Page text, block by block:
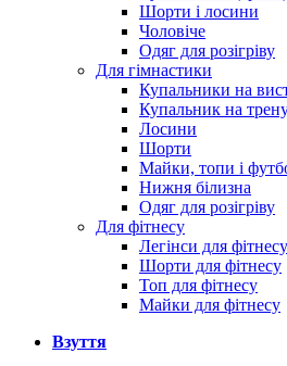
Шорти і лосини
Чоловіче
Одяг для розігріву
Для гімнастики
Купальники на
Купальник на
Лосини
Шорти
Майки, топи і
Нижня білизна
Одяг для розігріву
Для фітнесу
Легінси для фітнесу
Шорти для фітнесу
Топ для фітнесу
Майки для фітнесу
Взуття